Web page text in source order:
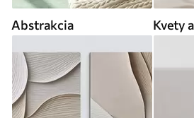
Abstrakcia Kvety